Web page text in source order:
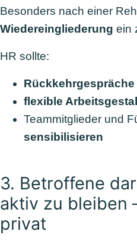
Besonders nach einer
Wiedereingliederung ein
HR sollte:
Rückkehrgespräche
flexible
Teammitglieder und
sensibilisieren
3. Betroffene
aktiv zu bleiben
privat